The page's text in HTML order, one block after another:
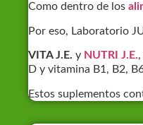
Como dentro de los
Por eso, Laboratorio
VITA J.E. y NUTRI J.E.
D y vitamina B1, B2,
Estos suplementos